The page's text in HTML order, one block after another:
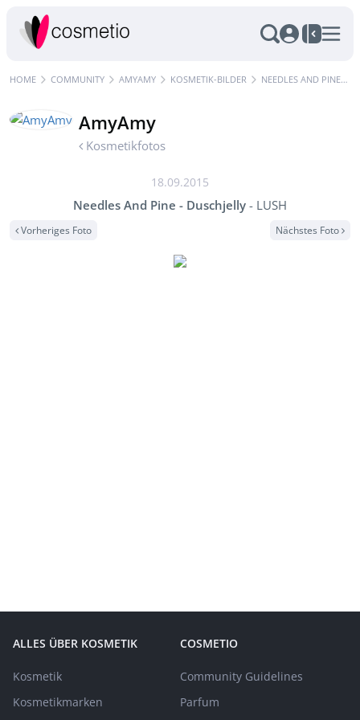
HOME COMMUNITY AMYAMY KOSMETIK-BILDER NEEDLES AND PINE - DUSCHJELLY - LUSH
AmyAmy
Kosmetikfotos
18.09.2015
Needles And Pine - Duschjelly - LUSH
Vorheriges Foto Nächstes Foto
ALLES ÜBER KOSMETIK
Kosmetik
Kosmetikmarken
COSMETIO
Community Guidelines
Parfum